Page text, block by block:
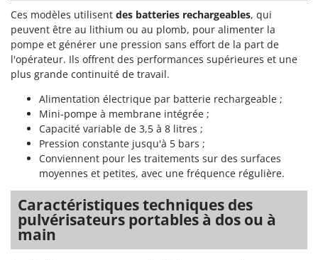
Ces modèles utilisent des batteries rechargeables, qui
peuvent être au lithium ou au plomb, pour alimenter la
pompe et générer une pression sans effort de la part de
l'opérateur. Ils offrent des performances supérieures et une
plus grande continuité de travail.
Alimentation électrique par batterie rechargeable ;
Mini-pompe à membrane intégrée ;
Capacité variable de 3,5 à 8 litres ;
Pression constante jusqu'à 5 bars ;
Conviennent pour les traitements sur des surfaces
moyennes et petites, avec une fréquence régulière.
Caractéristiques techniques des
pulvérisateurs portables à dos ou à
main